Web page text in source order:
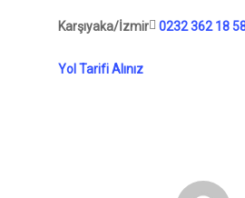
Karşıyaka/İzmir 0232 362 18
Yol Tarifi Alınız